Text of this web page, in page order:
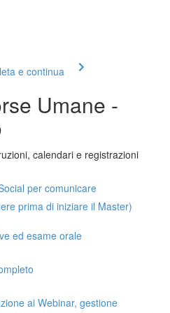
e continua
Umane -
calendari e registrazioni
per comunicare
prima di iniziare il Master)
ed esame orale
ai Webinar, gestione